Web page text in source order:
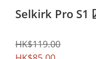
Selkirk Pro S1
HK$119.00